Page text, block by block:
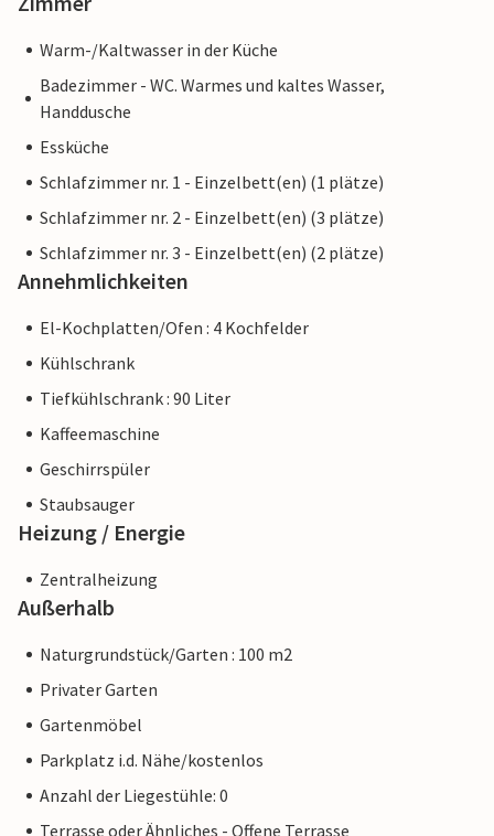
Warm-/Kaltwasser in der Küche
Badezimmer - WC. Warmes und kaltes Wasser,
Handdusche
Essküche
Schlafzimmer nr. 1 - Einzelbett(en) (1 plätze)
Schlafzimmer nr. 2 - Einzelbett(en) (3 plätze)
Schlafzimmer nr. 3 - Einzelbett(en) (2 plätze)
Annehmlichkeiten
El-Kochplatten/Ofen : 4 Kochfelder
Kühlschrank
Tiefkühlschrank : 90 Liter
Kaffeemaschine
Geschirrspüler
Staubsauger
Heizung / Energie
Zentralheizung
Außerhalb
Naturgrundstück/Garten : 100 m2
Privater Garten
Gartenmöbel
Parkplatz i.d. Nähe/kostenlos
Anzahl der Liegestühle: 0
Terrasse oder Ähnliches - Offene Terrasse